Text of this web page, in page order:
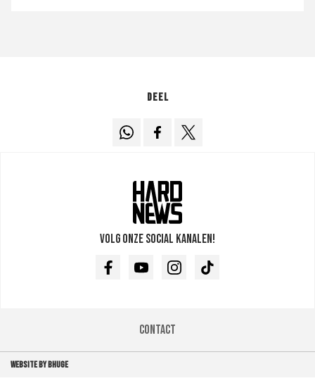
Deel
Volg onze social kanalen!
FacebookYoutubeInstagramTikTok
Contact
WEBSITE BY BHUGE